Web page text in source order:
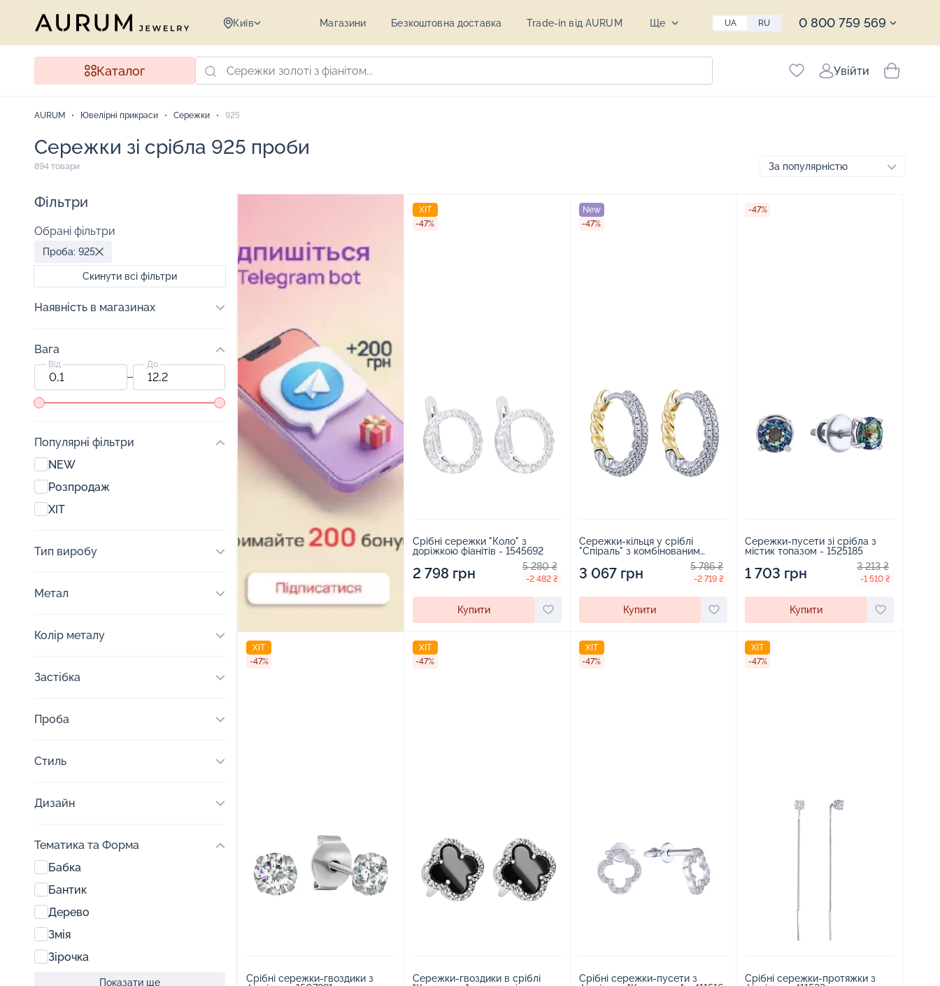
Київ Магазини Безкоштовна доставка Trade-in від AURUM Ще UA RU 0 800 759 569
Каталог Увійти
AURUM Ювелірні прикраси Сережки 925
Сережки зі срібла 925 проби
894 товари
Фільтри
Обрані фільтри
Проба: 925
Скинути всі фільтри
Наявність в магазинах
Вага
Від До
Популярні фільтри
NEW
Розпродаж
ХІТ
Тип виробу
Метал
Колір металу
Застібка
Проба
Стиль
Дизайн
Тематика та Форма
Бабка
Бантик
Дерево
Змія
Зірочка
Показати ще
ХІТ
-47%
Срібні сережки "Коло" з
доріжкою фіанітів - 1545692
2 798 грн 5 280 ₴
-2 482 ₴
Купити
New
-47%
Сережки-кільця у сріблі
"Спіраль" з комбінованим
родіюванням та фіанітами -
1989829
3 067 грн 5 786 ₴
-2 719 ₴
Купити
-47%
Сережки-пусети зі срібла з
містик топазом - 1525185
1 703 грн 3 213 ₴
-1 510 ₴
Купити
ХІТ
-47%
Срібні сережки-гвоздики з
ХІТ
-47%
Сережки-гвоздики в сріблі
ХІТ
-47%
Срібні сережки-пусети з
ХІТ
-47%
Срібні сережки-протяжки з